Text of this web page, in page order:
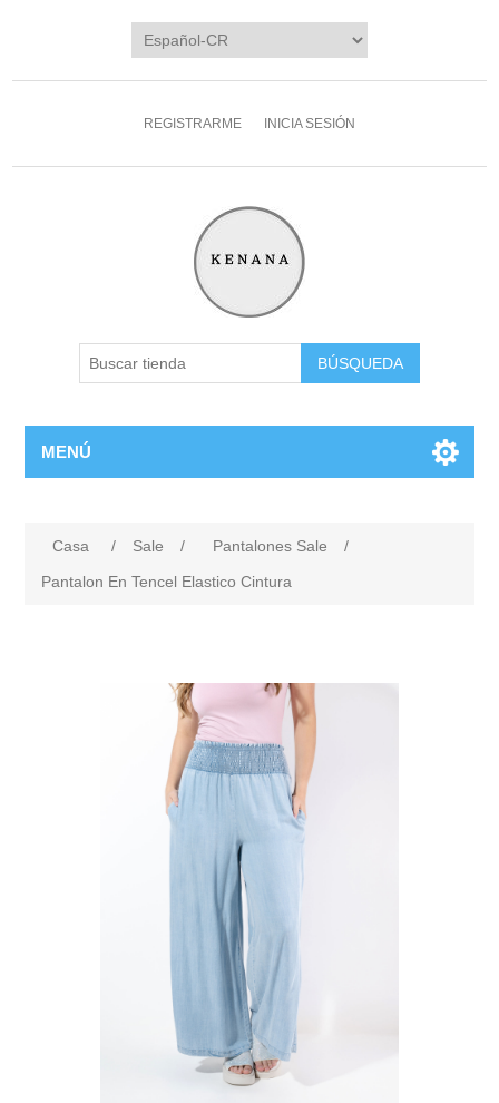
REGISTRARME INICIA SESIÓN
MENÚ
Casa / Sale / Pantalones Sale
/
Pantalon En Tencel Elastico Cintura